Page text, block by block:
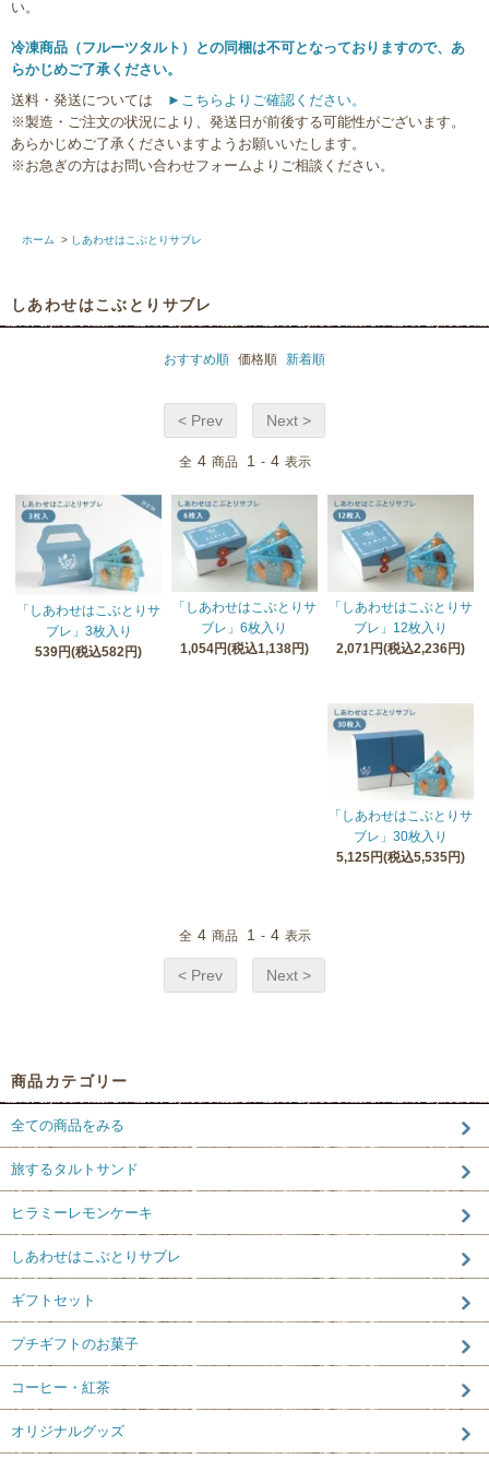
い。
冷凍商品（フルーツタルト）との同梱は不可となっておりますので、あ
らかじめご了承ください。
送料・発送については
►こちらよりご確認ください。
※製造・ご注文の状況により、発送日が前後する可能性がございます。
あらかじめご了承くださいますようお願いいたします。
※お急ぎの方はお問い合わせフォームよりご相談ください。
ホーム > しあわせはこぶとりサブレ
しあわせはこぶとりサブレ
おすすめ順 価格順 新着順
< Prev Next >
全 4 商品 1 - 4 表示
「しあわせはこぶとりサ
ブレ」3枚入り
539円(税込582円)
「しあわせはこぶとりサ
ブレ」6枚入り
1,054円(税込1,138円)
「しあわせはこぶとりサ
ブレ」12枚入り
2,071円(税込2,236円)
「しあわせはこぶとりサ
ブレ」30枚入り
5,125円(税込5,535円)
全 4 商品 1 - 4 表示
< Prev Next >
商品カテゴリー
全ての商品をみる
旅するタルトサンド
ヒラミーレモンケーキ
しあわせはこぶとりサブレ
ギフトセット
プチギフトのお菓子
コーヒー・紅茶
オリジナルグッズ